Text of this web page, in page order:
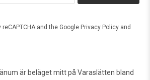
and the Google Privacy Policy and
är beläget mitt på Varaslätten bland